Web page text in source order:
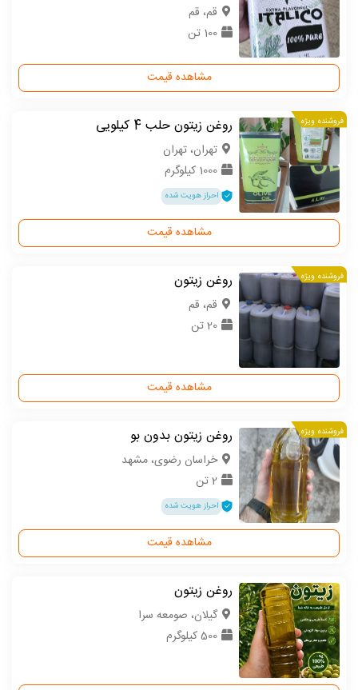
قم، قم
100 تن
مشاهده قیمت
فروشنده ویژه روغن زیتون حلب 4 کیلویی
تهران، تهران
1000 کیلوگرم
احراز هویت شده
مشاهده قیمت
فروشنده ویژه روغن زیتون
قم، قم
20 تن
مشاهده قیمت
فروشنده ویژه روغن زیتون بدون بو
خراسان رضوی، مشهد
2 تن
احراز هویت شده
مشاهده قیمت
روغن زیتون
گیلان، صومعه سرا
500 کیلوگرم